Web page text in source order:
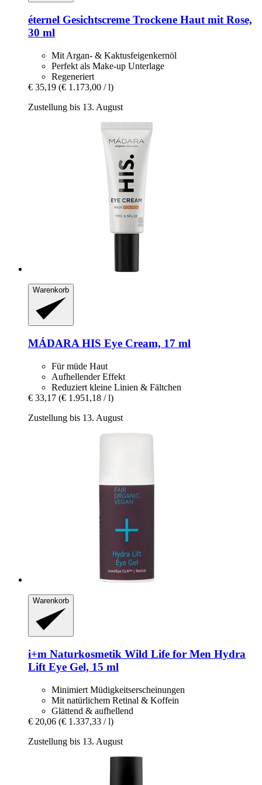
éternel Gesichtscreme Trockene Haut mit Rose,
30 ml
Mit Argan- & Kaktusfeigenkernöl
Perfekt als Make-up Unterlage
Regeneriert
€ 35,19 (€ 1.173,00 / l)
Zustellung bis 13. August
Warenkorb
MÁDARA HIS Eye Cream, 17 ml
Für müde Haut
Aufhellender Effekt
Reduziert kleine Linien & Fältchen
€ 33,17 (€ 1.951,18 / l)
Zustellung bis 13. August
Warenkorb
i+m Naturkosmetik Wild Life for Men Hydra
Lift Eye Gel, 15 ml
Minimiert Müdigkeitserscheinungen
Mit natürlichem Retinal & Koffein
Glättend & aufhellend
€ 20,06 (€ 1.337,33 / l)
Zustellung bis 13. August